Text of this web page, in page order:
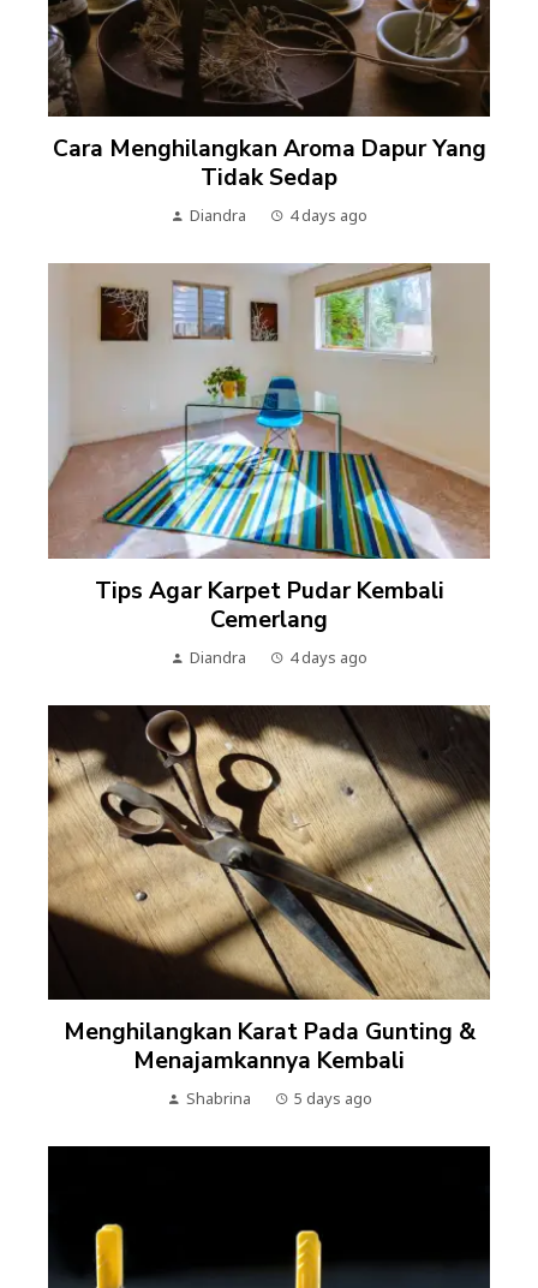
Cara Menghilangkan Aroma Dapur Yang
Tidak Sedap
Diandra 4 days ago
Tips Agar Karpet Pudar Kembali
Cemerlang
Diandra 4 days ago
Menghilangkan Karat Pada Gunting &
Menajamkannya Kembali
Shabrina 5 days ago